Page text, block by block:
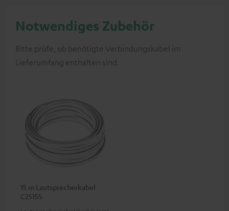
Notwendiges Zubehör
Bitte prüfe, ob benötigte Verbindungskabel im
Lieferumfang enthalten sind.
15 m Lautsprecherkabel
C2515S